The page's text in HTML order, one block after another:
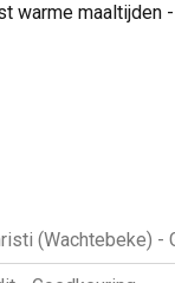
maaltijden
(Wachtebeke) -